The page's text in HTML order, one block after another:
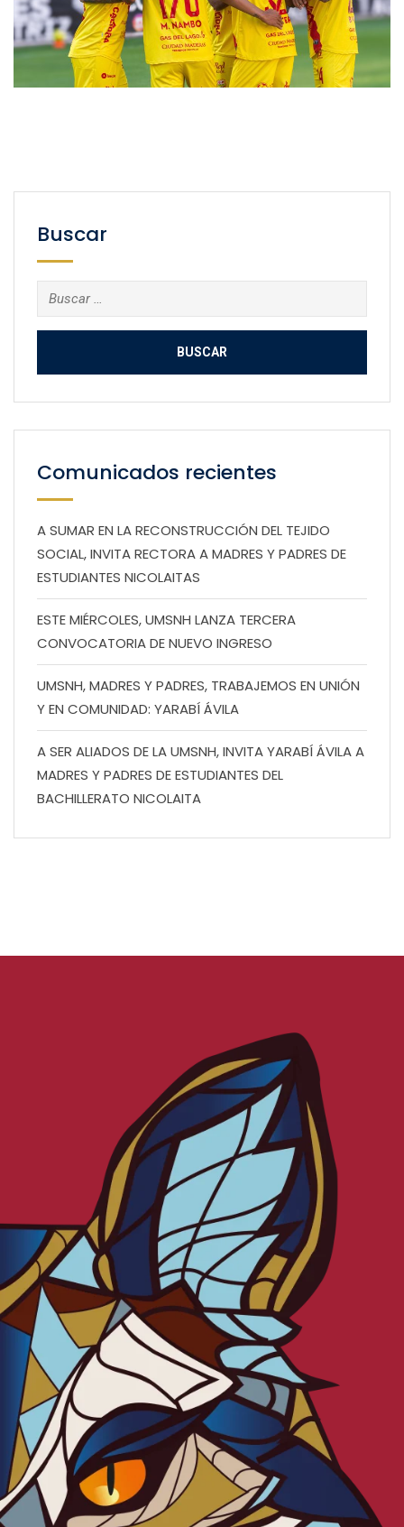
Buscar
Buscar:
Comunicados recientes
A SUMAR EN LA RECONSTRUCCIÓN DEL TEJIDO
SOCIAL, INVITA RECTORA A MADRES Y PADRES DE
ESTUDIANTES NICOLAITAS
ESTE MIÉRCOLES, UMSNH LANZA TERCERA
CONVOCATORIA DE NUEVO INGRESO
UMSNH, MADRES Y PADRES, TRABAJEMOS EN UNIÓN
Y EN COMUNIDAD: YARABÍ ÁVILA
A SER ALIADOS DE LA UMSNH, INVITA YARABÍ ÁVILA A
MADRES Y PADRES DE ESTUDIANTES DEL
BACHILLERATO NICOLAITA